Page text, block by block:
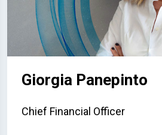
Giorgia Panepinto
Chief Financial Officer